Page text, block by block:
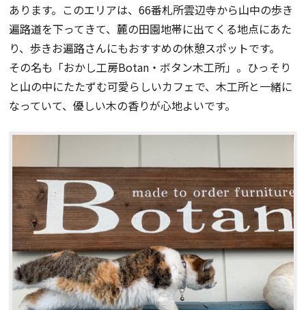
あります。このエリアは、66番札所雲辺寺から山中の歩き
遍路道を下ってきて、麓の田園地帯に出てくる地点にあた
り、歩きお遍路さんにもおすすめの休憩スポットです。
その名も「おかし工房Botan・ボタン木工所」。ひっそり
と山の中にたたずむ可愛らしいカフェで、木工所と一緒に
なっていて、優しい木の香りが心地よいです。